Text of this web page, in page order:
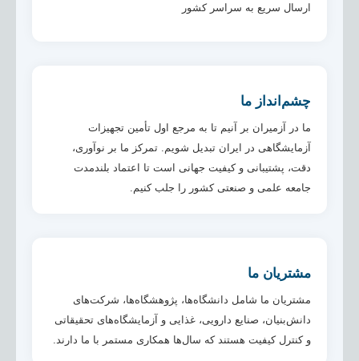
ارسال سریع به سراسر کشور
چشم‌انداز ما
ما در آزمیران بر آنیم تا به مرجع اول تأمین تجهیزات
آزمایشگاهی در ایران تبدیل شویم. تمرکز ما بر نوآوری،
دقت، پشتیبانی و کیفیت جهانی است تا اعتماد بلندمدت
جامعه علمی و صنعتی کشور را جلب کنیم.
مشتریان ما
مشتریان ما شامل دانشگاه‌ها، پژوهشگاه‌ها، شرکت‌های
دانش‌بنیان، صنایع دارویی، غذایی و آزمایشگاه‌های تحقیقاتی
و کنترل کیفیت هستند که سال‌ها همکاری مستمر با ما دارند.